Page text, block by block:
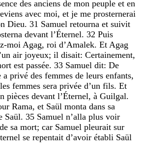
des anciens de mon peuple et en
avec moi, et je me prosternerai
Dieu. 31 Samuel retourna et suivit
devant l’Éternel. 32 Puis
moi Agag, roi d’Amalek. Et Agag
air joyeux; il disait: Certainement,
est passée. 33 Samuel dit: De
a privé des femmes de leurs enfants,
les femmes sera privée d’un fils. Et
pièces devant l’Éternel, à Guilgal.
Rama, et Saül monta dans sa
Saül. 35 Samuel n’alla plus voir
de sa mort; car Samuel pleurait sur
se repentait d’avoir établi Saül